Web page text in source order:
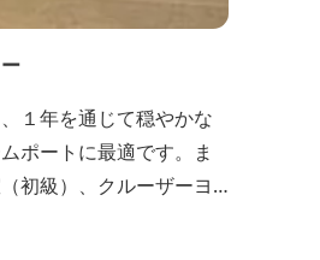
１年を通じて穏やかな
ポートに最適です。ま
初級）、クルーザーヨ
免許教室などが開催さ